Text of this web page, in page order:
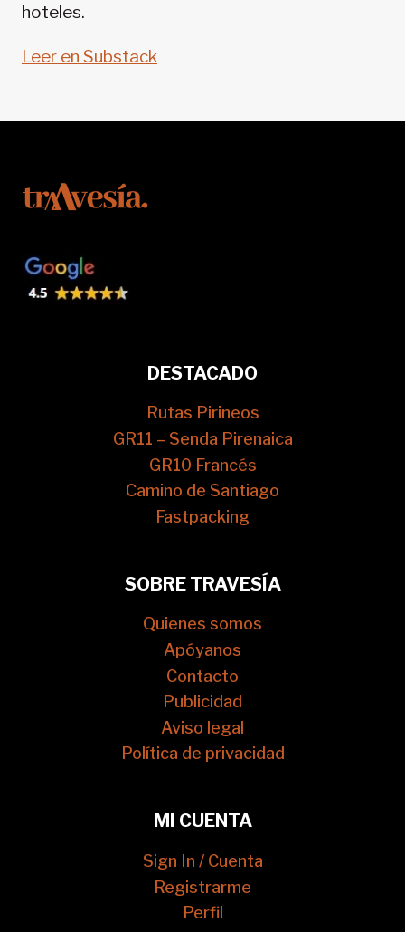
hoteles.
Leer en Substack
DESTACADO
Rutas Pirineos
GR11 – Senda Pirenaica
GR10 Francés
Camino de Santiago
Fastpacking
SOBRE TRAVESÍA
Quienes somos
Apóyanos
Contacto
Publicidad
Aviso legal
Política de privacidad
MI CUENTA
Sign In / Cuenta
Registrarme
Perfil